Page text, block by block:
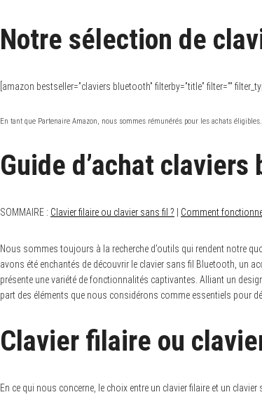
Notre sélection de
[amazon bestseller=”claviers bluetooth” filterby=”title” filter=””
En tant que Partenaire Amazon, nous sommes rémunérés pour les achats éligibles.
Guide d’achat claviers
SOMMAIRE : Clavier filaire ou clavier sans fil ? Comment
Nous sommes toujours à la recherche d’outils qui rendent notre
avons été enchantés de découvrir le clavier sans fil Bluetooth, un
présente une variété de fonctionnalités captivantes. Alliant un
part des éléments que nous considérons comme essentiels pour
Clavier filaire ou
En ce qui nous concerne, le choix entre un clavier filaire et un